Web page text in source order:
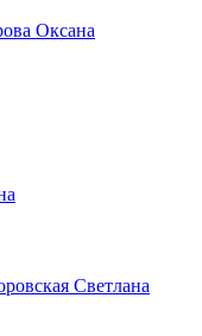
Оксана
Светлана